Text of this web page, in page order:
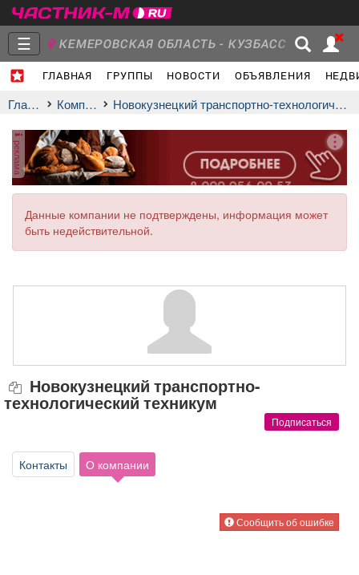
☰ КЕМЕРОВСКАЯ ОБЛАСТЬ - КУЗБАСС
ГЛАВНАЯ ГРУППЫ НОВОСТИ ОБЪЯВЛЕНИЯ
Главная
Объявления Недвижимость Услуги
Афиша Обучение Проекты
Поздравления
Главная Компании Новокузнецкий транспортно-технологический техникум
реклама
Данные компании не подтверждены, информация может
быть недействительной.
Новокузнецкий транспортно-
технологический техникум
Подписаться
Контакты О компании
Сообщить об ошибке